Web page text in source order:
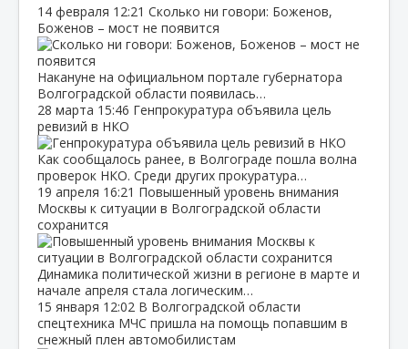
14 февраля 12:21 Сколько ни говори: Боженов,
Боженов – мост не появится
Накануне на официальном портале губернатора
Волгоградской области появилась…
28 марта 15:46 Генпрокуратура объявила цель
ревизий в НКО
Как сообщалось ранее, в Волгограде пошла волна
проверок НКО. Среди других прокуратура…
19 апреля 16:21 Повышенный уровень внимания
Москвы к ситуации в Волгоградской области
сохранится
Динамика политической жизни в регионе в марте и
начале апреля стала логическим…
15 января 12:02 В Волгоградской области
спецтехника МЧС пришла на помощь попавшим в
снежный плен автомобилистам